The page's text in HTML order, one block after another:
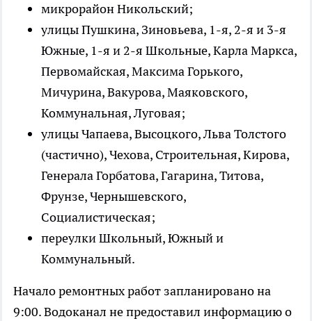
микрорайон Никольский;
улицы Пушкина, Зиновьева, 1-я, 2-я и 3-я
Южные, 1-я и 2-я Школьные, Карла Маркса,
Первомайская, Максима Горького,
Мичурина, Вакурова, Маяковского,
Коммунальная, Луговая;
улицы Чапаева, Высоцкого, Льва Толстого
(частично), Чехова, Строительная, Кирова,
Генерала Горбатова, Гагарина, Титова,
Фрунзе, Чернышевского,
Социалистическая;
переулки Школьный, Южный и
Коммунальный.
Начало ремонтных работ запланировано на
9:00. Водоканал не предоставил информацию о